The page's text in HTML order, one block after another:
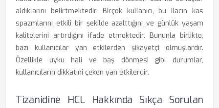
aldıklarını belirtmektedir. Birçok kullanıcı, bu ilacın kas
spazmlarını etkili bir şekilde azalttığını ve günlük yaşam
kalitelerini artırdığını ifade etmektedir. Bununla birlikte,
bazı kullanıcılar yan etkilerden şikayetçi olmuşlardır.
Özellikle uyku hali ve baş dönmesi gibi durumlar,
kullanıcıların dikkatini çeken yan etkilerdir.
Tizanidine HCL Hakkında Sıkça Sorulan